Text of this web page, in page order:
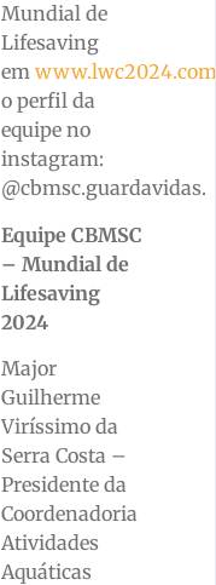
Mundial de
Lifesaving
emwww.lwc2024.com
o perfil da
equipe no
instagram:
@cbmsc.guardavidas.
Equipe CBMSC
– Mundial de
Lifesaving
2024
Major
Guilherme
Viríssimo da
Serra Costa –
Presidente da
Coordenadoria
Atividades
Aquáticas